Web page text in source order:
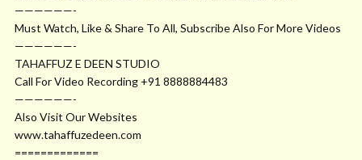
——————-
Must Watch, Like & Share To All, Subscribe Also For More Videos
——————-
TAHAFFUZ E DEEN STUDIO
Call For Video Recording +91 8888884483
——————-
Also Visit Our Websites
www.tahaffuzedeen.com
=============